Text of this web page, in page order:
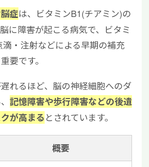
症は、ビタミンB1(チアミン)の
に障害が起こる病気で、ビタミ
滴・注射などによる早期の補充
要です。
れるほど、脳の神経細胞へのダ
記憶障害や歩行障害などの後遺
が高まるとされています。
概要